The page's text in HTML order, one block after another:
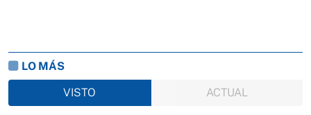
LO MÁS
VISTO
ACTUAL